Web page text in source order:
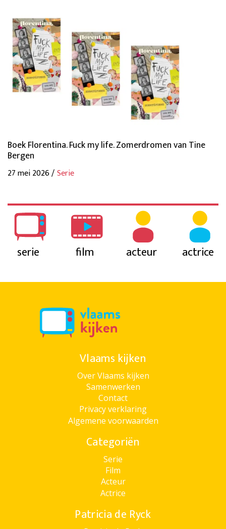
Boek Florentina. Fuck my life. Zomerdromen van Tine
Bergen
27 mei 2026 /Serie
serie film acteur actrice
Vlaams kijken
Over Vlaams kijken
Samenwerken
Contact
Privacy verklaring
Algemene voorwaarden
Categoriën
Serie
Film
Acteur
Actrice
Patricia de Ryck